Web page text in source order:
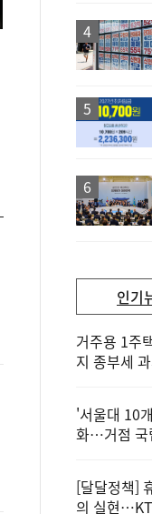
인기
거주용 1주
지 종부세
'서울대 10
화…거점 국
[달달정책]
의 실현